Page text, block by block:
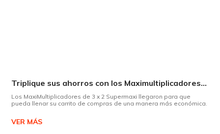
Triplique sus ahorros con los Maximultiplicadores de Supermaxi
Los MaxiMultiplicadores de 3 x 2 Supermaxi llegaron para que
pueda llenar su carrito de compras de una manera más económica.
VER MÁS